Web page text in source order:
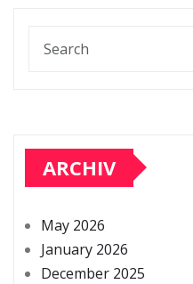
ARCHIV
May 2026
January 2026
December 2025